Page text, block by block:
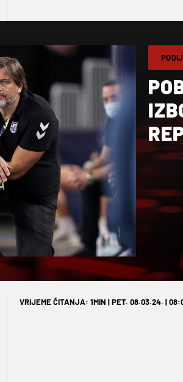
VRIJEME ČITANJA: 1MIN | PET. 08.03.24. |